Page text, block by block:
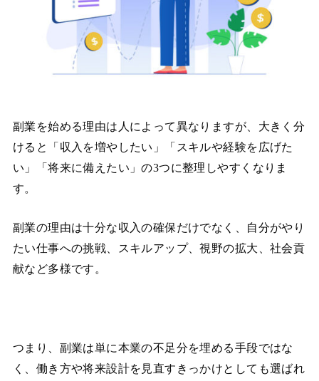
副業を始める理由は人によって異なりますが、大きく分
けると「収入を増やしたい」「スキルや経験を広げた
い」「将来に備えたい」の3つに整理しやすくなりま
す。
副業の理由は十分な収入の確保だけでなく、自分がやり
たい仕事への挑戦、スキルアップ、視野の拡大、社会貢
献など多様です。
つまり、副業は単に本業の不足分を埋める手段ではな
く、働き方や将来設計を見直すきっかけとしても選ばれ